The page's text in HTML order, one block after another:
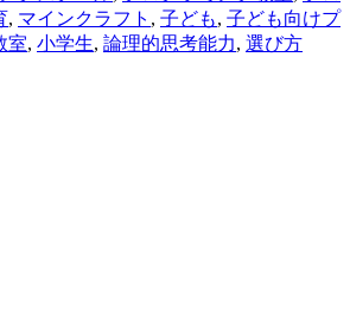
, マインクラフト , 子ども, 子ども向けプ
室, 小学生, 論理的思考能力, 選び方